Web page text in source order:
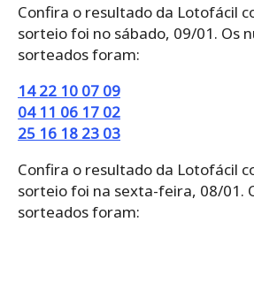
Confira o resultado da Lotofácil
sorteio foi no sábado, 09/01. Os
sorteados foram:
14 22 10 07 09
04 11 06 17 02
25 16 18 23 03
Confira o resultado da Lotofácil
sorteio foi na sexta-feira, 08/01.
sorteados foram: